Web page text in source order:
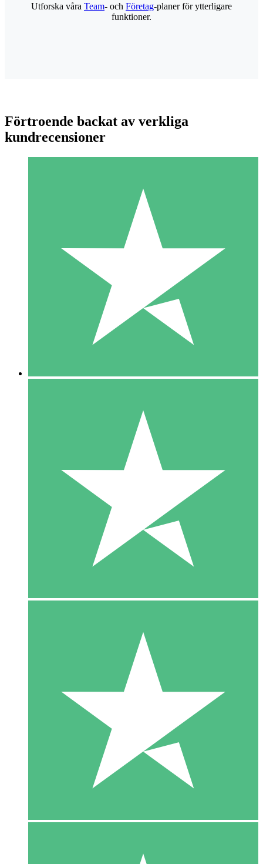
Individuella Kreditpaket
Betala per användning med nedladdningskrediter. Inget
1 Nedladdningar
10 00
10 Nedladdningar
20 00
Utforska våra Team- och Företag-planer för ytterligare
funktioner.
Förtroende backat av verkliga
kundrecensioner